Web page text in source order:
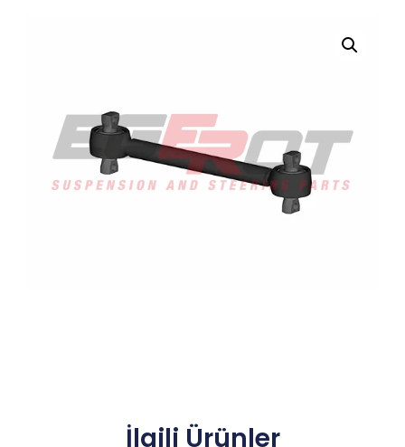
İlgili Ürünler